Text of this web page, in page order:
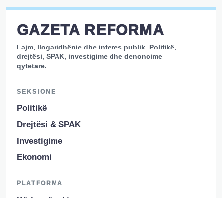
GAZETA REFORMA
Lajm, llogaridhënie dhe interes publik. Politikë,
drejtësi, SPAK, investigime dhe denoncime
qytetare.
SEKSIONE
Politikë
Drejtësi & SPAK
Investigime
Ekonomi
PLATFORMA